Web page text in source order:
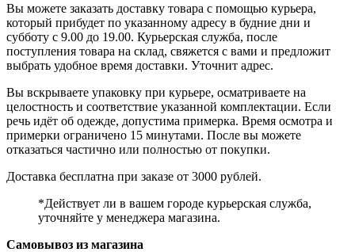
Вы можете заказать доставку товара с помощью курьера,
который прибудет по указанному адресу в будние дни и
субботу с 9.00 до 19.00. Курьерская служба, после
поступления товара на склад, свяжется с вами и предложит
выбрать удобное время доставки. Уточнит адрес.
Вы вскрываете упаковку при курьере, осматриваете на
целостность и соответствие указанной комплектации. Если
речь идёт об одежде, допустима примерка. Время осмотра и
примерки ограничено 15 минутами. После вы можете
отказаться частично или полностью от покупки.
Доставка бесплатна при заказе от 3000 рублей.
*Действует ли в вашем городе курьерская служба,
уточняйте у менеджера магазина.
Самовывоз из магазина